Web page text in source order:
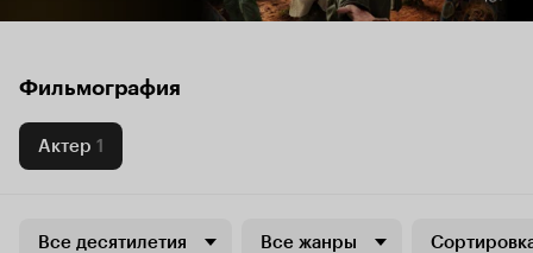
Фильмография
Актер 1
Все десятилетия Все жанры